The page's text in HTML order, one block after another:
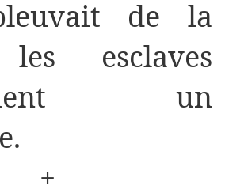
de la
esclaves
un
+